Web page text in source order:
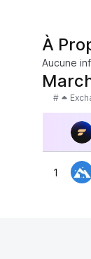
À
Aucune
#
1